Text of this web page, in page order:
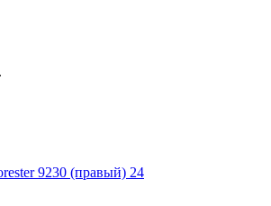
9230 (правый) 24